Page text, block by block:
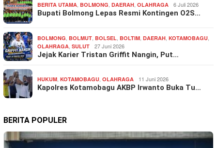
BERITA UTAMA, BOLMONG, DAERAH, OLAHRAGA 6 Juli 2026
Bupati Bolmong Lepas Resmi Kontingen O2S…
BOLMONG, BOLMUT, BOLSEL, BOLTIM, DAERAH, KOTAMOBAGU,
OLAHRAGA, SULUT 27 Juni 2026
Jejak Karier Tristan Griffit Nangin, Put…
HUKUM, KOTAMOBAGU, OLAHRAGA 11 Juni 2026
Kapolres Kotamobagu AKBP Irwanto Buka Tu…
BERITA POPULER